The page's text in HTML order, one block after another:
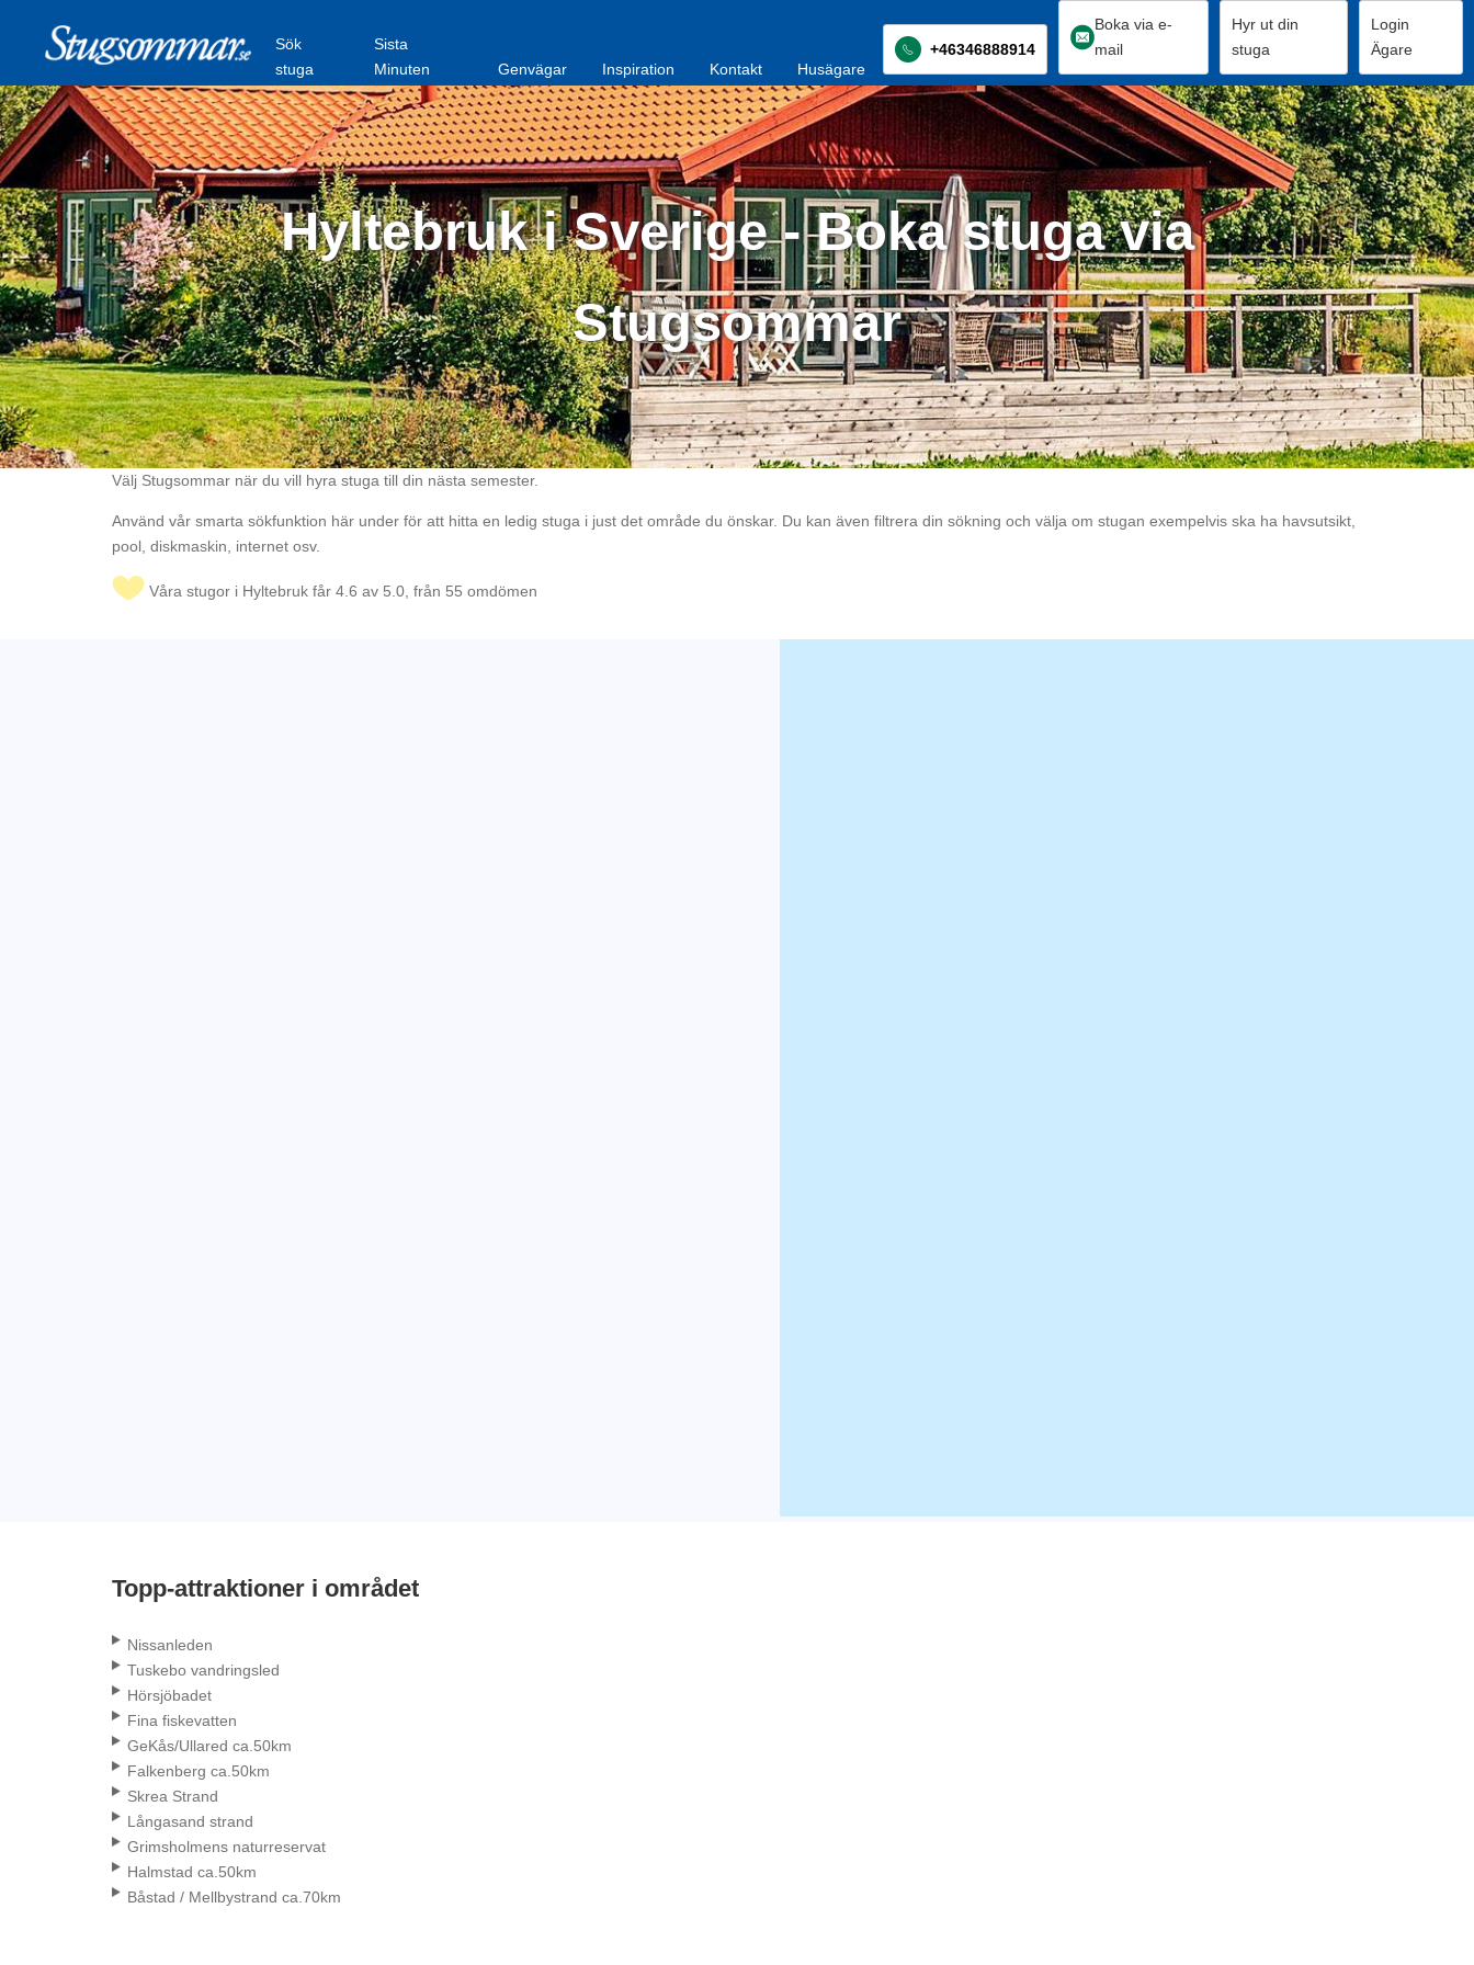
Sök
stuga
Sista
Minuten
Genvägar Inspiration Kontakt Husägare
+46346888914
Boka via e-
mail
Hyr ut din
stuga
Login
Ägare
Hyltebruk i Sverige - Boka stuga via
Stugsommar
Välj Stugsommar när du vill hyra stuga till din nästa semester.
Använd vår smarta sökfunktion här under för att hitta en ledig stuga i just det område du önskar. Du kan även filtrera din sökning och välja om stugan exempelvis ska ha havsutsikt,
pool, diskmaskin, internet osv.
Våra stugor i Hyltebruk får 4.6 av 5.0, från 55 omdömen
Topp-attraktioner i området
Nissanleden
Tuskebo vandringsled
Hörsjöbadet
Fina fiskevatten
GeKås/Ullared ca.50km
Falkenberg ca.50km
Skrea Strand
Långasand strand
Grimsholmens naturreservat
Halmstad ca.50km
Båstad / Mellbystrand ca.70km